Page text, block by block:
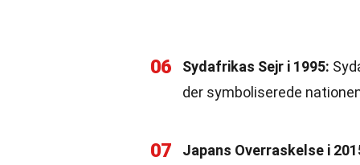
06 Sydafrikas Sejr i 1995:
der symboliserede
07 Japans Overraskelse i